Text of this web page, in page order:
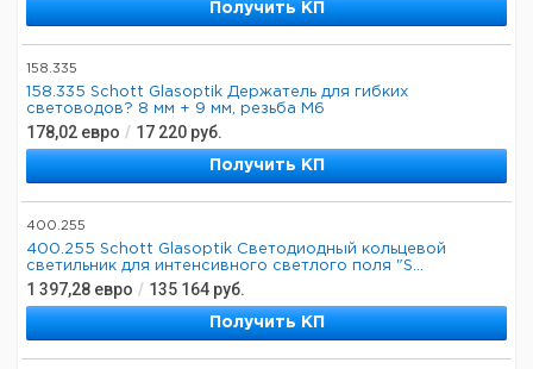
Получить КП
158.335
158.335 Schott Glasoptik Держатель для гибких
световодов? 8 мм + 9 мм, резьба М6
178,02 евро / 17 220 руб.
Получить КП
400.255
400.255 Schott Glasoptik Светодиодный кольцевой
светильник для интенсивного светлого поля "S...
1 397,28 евро / 135 164 руб.
Получить КП